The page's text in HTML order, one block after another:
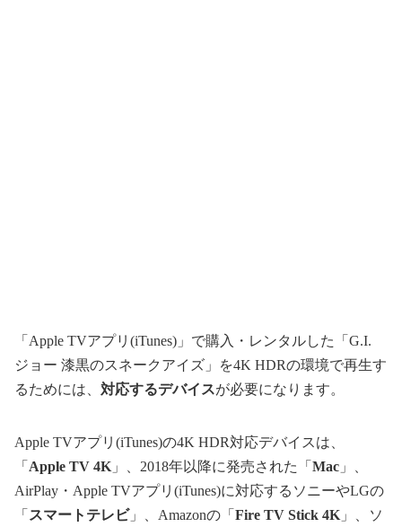
「Apple TVアプリ(iTunes)」で購入・レンタルした「G.I.
ジョー 漆黒のスネークアイズ」を4K HDRの環境で再生す
るためには、 対応するデバイスが必要になります。
Apple TVアプリ(iTunes)の4K HDR対応デバイスは、
「 Apple TV 4K 」、2018年以降に発売された「 Mac 」、
AirPlay・Apple TVアプリ(iTunes)に対応するソニーやLGの
「 スマートテレビ」、Amazonの「 Fire TV Stick 4K 」、ソ